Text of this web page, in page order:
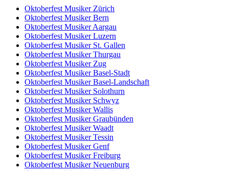
Oktoberfest Musiker Zürich
Oktoberfest Musiker Bern
Oktoberfest Musiker Aargau
Oktoberfest Musiker Luzern
Oktoberfest Musiker St. Gallen
Oktoberfest Musiker Thurgau
Oktoberfest Musiker Zug
Oktoberfest Musiker Basel-Stadt
Oktoberfest Musiker Basel-Landschaft
Oktoberfest Musiker Solothurn
Oktoberfest Musiker Schwyz
Oktoberfest Musiker Wallis
Oktoberfest Musiker Graubünden
Oktoberfest Musiker Waadt
Oktoberfest Musiker Tessin
Oktoberfest Musiker Genf
Oktoberfest Musiker Freiburg
Oktoberfest Musiker Neuenburg